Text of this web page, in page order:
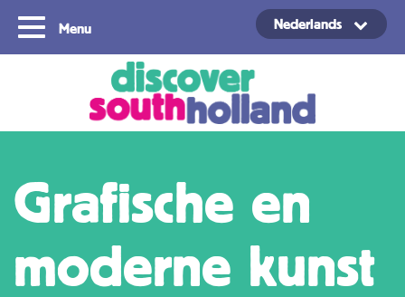
Menu
Copyright ©2024
Nederlands
Grafische en
moderne kunst